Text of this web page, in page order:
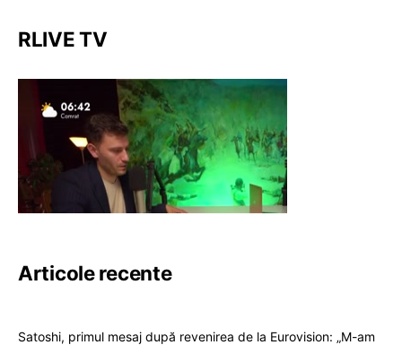
RLIVE TV
Articole recente
Satoshi, primul mesaj după revenirea de la Eurovision: „M-am